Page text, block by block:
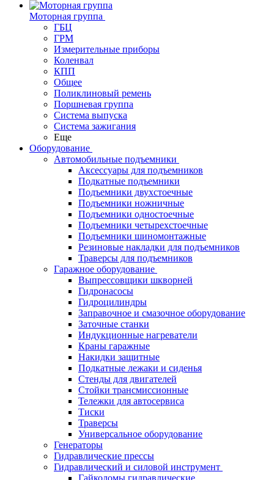
Моторная группа
ГБЦ
ГРМ
Измерительные приборы
Коленвал
КПП
Общее
Поликлиновый ремень
Поршневая группа
Система выпуска
Система зажигания
Еще
Оборудование
Автомобильные подъемники
Аксессуары для подъемников
Подкатные подъемники
Подъемники двухстоечные
Подъемники ножничные
Подъемники одностоечные
Подъемники четырехстоечные
Подъемники шиномонтажные
Резиновые накладки для подъемников
Траверсы для подъемников
Гаражное оборудование
Выпрессовщики шкворней
Гидронасосы
Гидроцилиндры
Заправочное и смазочное оборудование
Заточные станки
Индукционные нагреватели
Краны гаражные
Накидки защитные
Подкатные лежаки и сиденья
Стенды для двигателей
Стойки трансмиссионные
Тележки для автосервиса
Тиски
Траверсы
Универсальное оборудование
Генераторы
Гидравлические прессы
Гидравлический и силовой инструмент
Гайколомы гидравлические